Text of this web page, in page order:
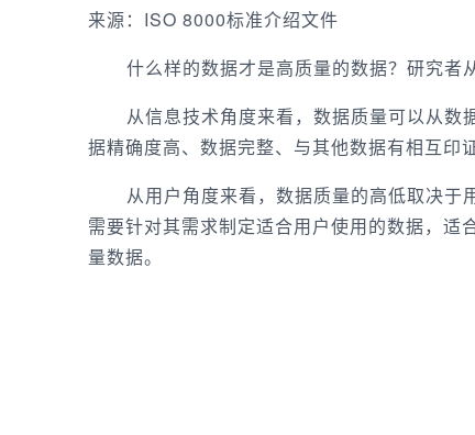
来源：ISO 8000标准介绍文件
什么样的数据才是高质量的数据？研究者
从信息技术角度来看，数据质量可以从数
据精确度高、数据完整、与其他数据有相互印
从用户角度来看，数据质量的高低取决于用
需要针对其需求制定适合用户使用的数据，
量数据。
—